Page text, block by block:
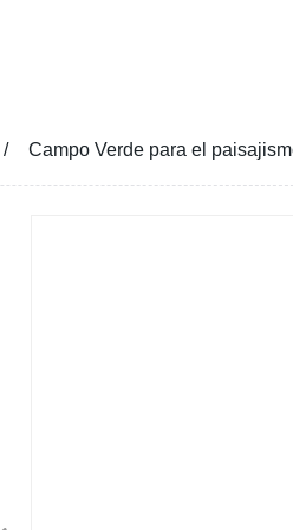
Campo Verde para el